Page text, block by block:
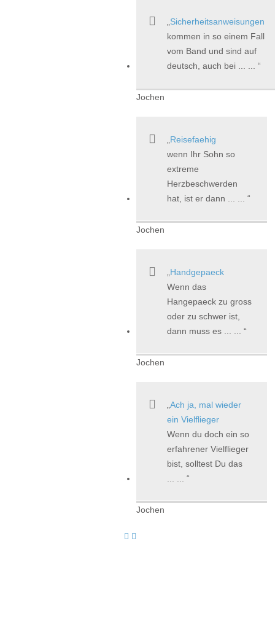
Sicherheitsanweisungen
kommen in so einem Fall
vom Band und sind auf
deutsch, auch bei ... ...
Jochen
Reisefaehig
wenn Ihr Sohn so
extreme
Herzbeschwerden
hat, ist er dann ... ...
Jochen
Handgepaeck
Wenn das
Hangepaeck zu gross
oder zu schwer ist,
dann muss es ... ...
Jochen
Ach ja, mal wieder
ein Vielflieger
Wenn du doch ein so
erfahrener Vielflieger
bist, solltest Du das
Jochen